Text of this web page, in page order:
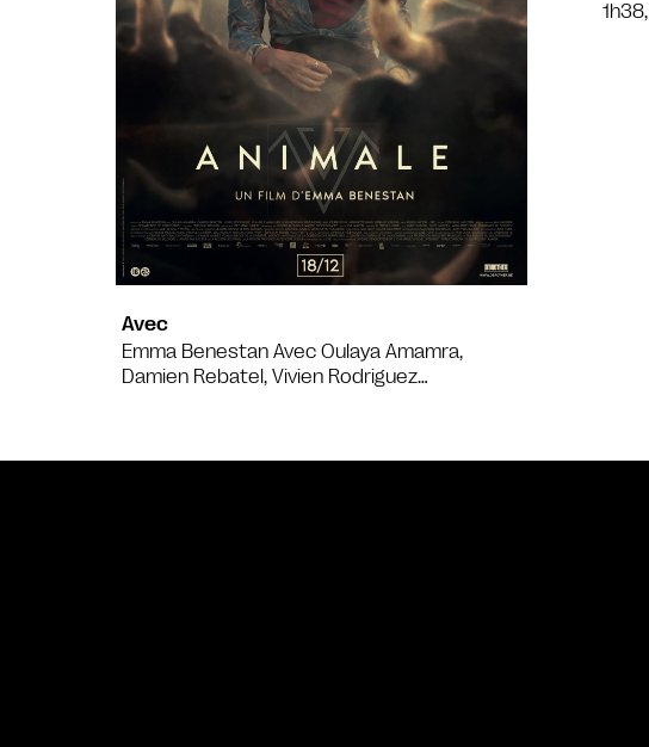
Avec
Emma Benestan Avec Oulaya Amamra,
Damien Rebatel, Vivien Rodriguez…
1h38,